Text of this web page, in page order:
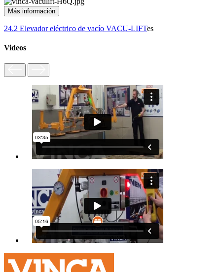
Más información
24.2 Elevador eléctrico de vacío VACU-LIFTes
Videos